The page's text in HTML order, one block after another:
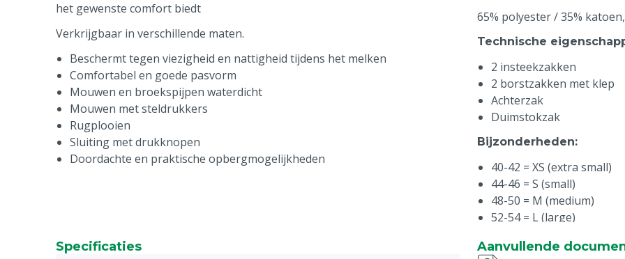
het gewenste comfort biedt
Verkrijgbaar in verschillende maten.
Beschermt tegen viezigheid en nattigheid tijdens het melken
Comfortabel en goede pasvorm
Mouwen en broekspijpen waterdicht
Mouwen met steldrukkers
Rugplooien
Sluiting met drukknopen
Doordachte en praktische opbergmogelijkheden
65% polyester / 35%
Technische
2 insteekzakken
2 borstzakken met klep
Achterzak
Duimstokzak
Bijzonderheden:
40-42 = XS (extra small)
44-46 = S (small)
48-50 = M (medium)
52-54 = L (large)
60-62 = XXL (extra extra
Specificaties
Aanvullende